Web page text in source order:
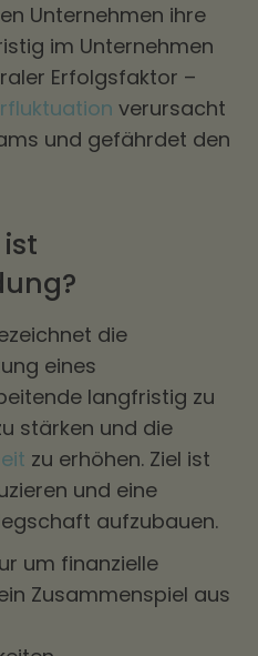
Unternehmen ihre
im Unternehmen
Erfolgsfaktor –
verursacht
und gefährdet den
die
eines
langfristig zu
stärken und die
zu erhöhen. Ziel ist
und eine
aufzubauen.
um finanzielle
Zusammenspiel aus